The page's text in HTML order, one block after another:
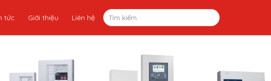
tức Giới thiệu Liên hệ